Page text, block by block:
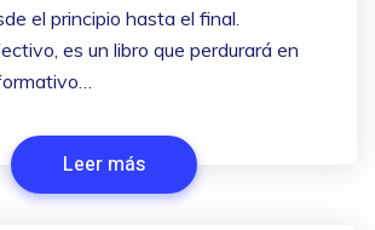
el principio hasta el final.
es un libro que perdurará en
Leer más